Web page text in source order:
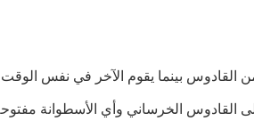
بينما يقوم الآخر في نفس الوقت
القادوس الخرساني وأي الأسطوانة